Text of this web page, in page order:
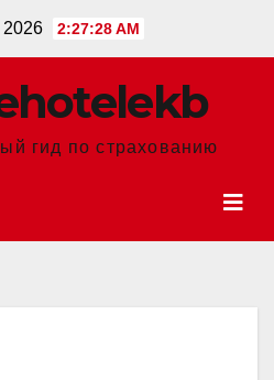
2026 2:27:28 AM
гид по страхованию